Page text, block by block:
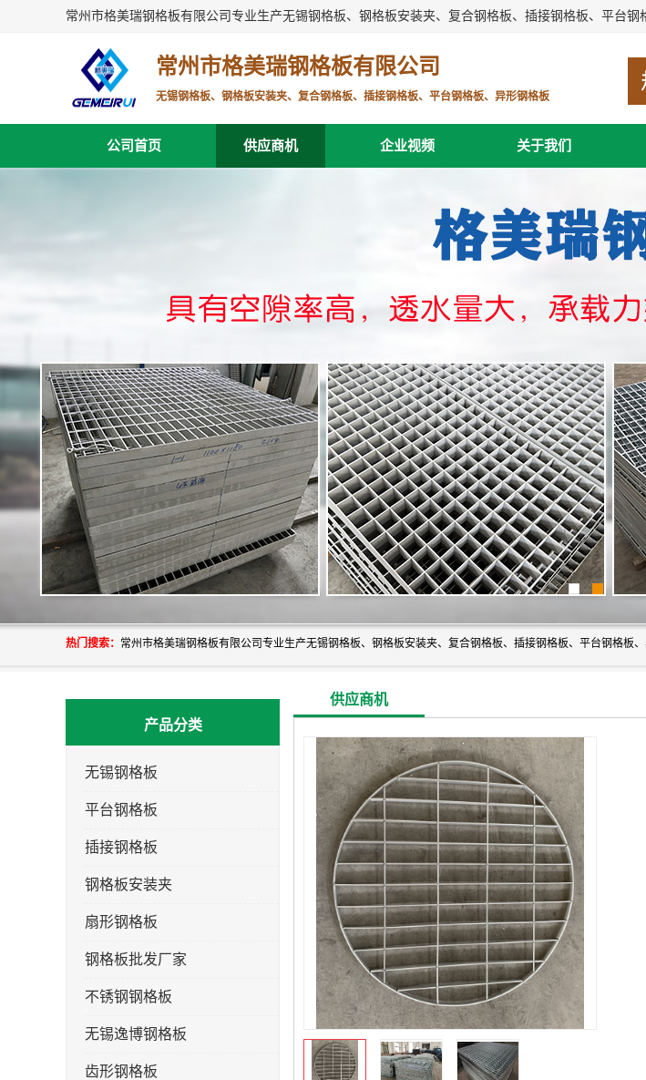
常州市格美瑞钢格板有限公司专业生产无锡钢格板、钢格板安装夹、复合钢格板、插接钢格板、平台钢
常州市格美瑞钢格板有限公司
无锡钢格板、钢格板安装夹、复合钢格板、插接钢格板、平台钢格板、异形钢格板
公司首页 供应商机 企业视频 关于我们
热门搜索：
产品分类
无锡钢格板
平台钢格板
插接钢格板
钢格板安装夹
扇形钢格板
钢格板批发厂家
不锈钢钢格板
无锡逸博钢格板
齿形钢格板
供应商机